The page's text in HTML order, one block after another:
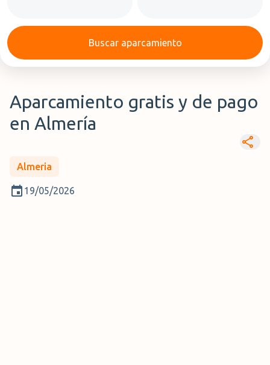
Buscar aparcamiento
Aparcamiento gratis y de pago
en Almería
Almeria
19/05/2026